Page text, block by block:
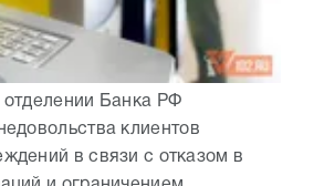
отделении Банка РФ
клиентов
в связи с отказом в